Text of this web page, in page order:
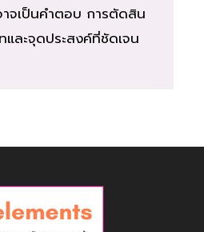
จเป็นคำตอบ การตัดสิน
ละจุดประสงค์ที่ชัดเจน